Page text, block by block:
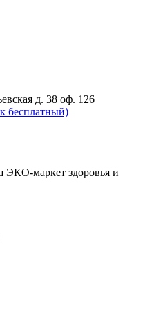
д. 38 оф. 126
бесплатный)
ЭКО-маркет здоровья и